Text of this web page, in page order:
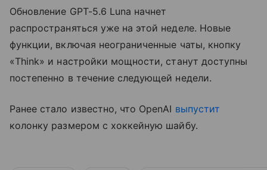
Обновление GPT-5.6 Luna начнет
распространяться уже на этой неделе. Новые
функции, включая неограниченные чаты, кнопку
«Think» и настройки мощности, станут доступны
постепенно в течение следующей недели.
Ранее стало известно, что OpenAI выпустит
колонку размером с хоккейную шайбу.